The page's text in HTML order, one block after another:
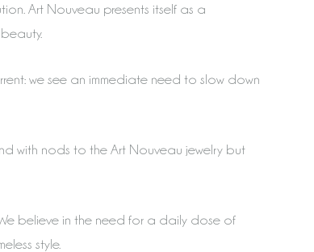
Art Nouveau presents itself as a
we see an immediate need to slow down
with nods to the Art Nouveau jewelry but
believe in the need for a daily dose of
style.